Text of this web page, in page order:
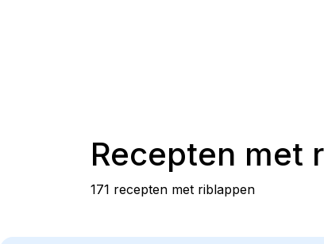
Recepten met
171 recepten met riblappen